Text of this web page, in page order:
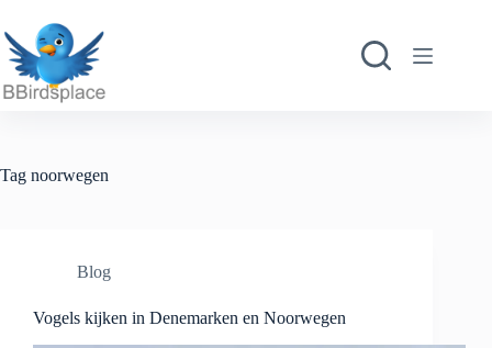
naar
de
inhoud
Tag noorwegen
Blog
Vogels kijken in Denemarken en Noorwegen